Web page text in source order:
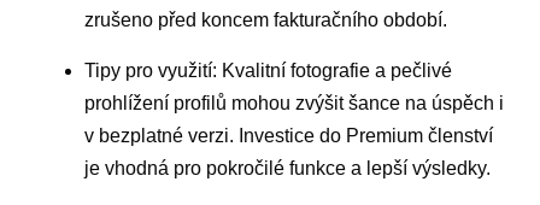
zrušeno před koncem fakturačního období.
Tipy pro využití: Kvalitní fotografie a pečlivé
prohlížení profilů mohou zvýšit šance na úspěch i
v bezplatné verzi. Investice do Premium členství
je vhodná pro pokročilé funkce a lepší výsledky.